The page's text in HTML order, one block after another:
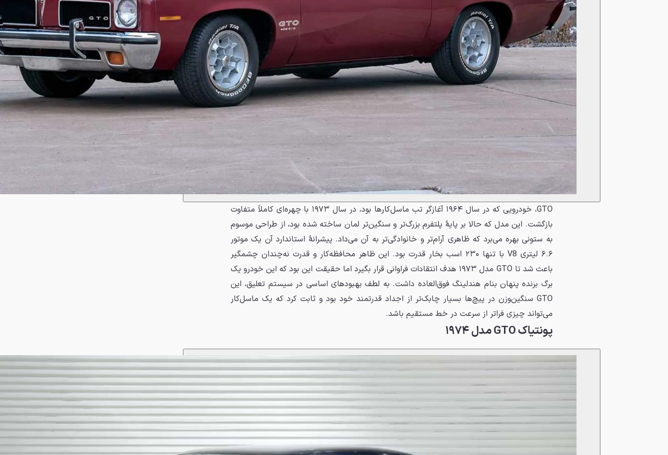
GTO، خودرویی که در سال ۱۹۶۴ آغازگر تب ماسل‌کارها بود، در سال ۱۹۷۳ با چهره‌ای کاملاً متفاوت
بازگشت. این مدل که حالا بر پایهٔ پلتفرم بزرگ‌تر و سنگین‌تر لمان ساخته شده بود، از طراحی موسوم
به ستونی بهره می‌برد که ظاهری آرام‌تر و خانوادگی‌تر به آن می‌داد. پیشرانهٔ استاندارد آن یک موتور
۶.۶ لیتری V8 با تنها ۲۳۰ اسب بخار قدرت بود. این ظاهر محافظه‌کار و قدرت نه‌چندان چشمگیر
باعث شد تا GTO مدل ۱۹۷۳ هدف انتقادات فراوانی قرار بگیرد اما حقیقت این بود که این خودرو یک
برگ برنده پنهان بنام هندلینگ فوق‌العاده داشت. به لطف بهبودهای اساسی در سیستم تعلیق، این
GTO سنگین‌وزن در پیچ‌ها بسیار چابک‌تر از اجداد قدرتمند خود بود و ثابت کرد که یک ماسل‌کار
می‌تواند چیزی فراتر از سرعت در خط مستقیم باشد.
پونتیاک GTO مدل ۱۹۷۴